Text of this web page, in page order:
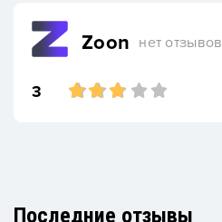
Zoon нет отзывов
3
Последние отзывы